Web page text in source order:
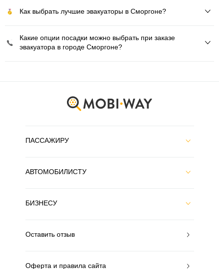
Как выбрать лучшие эвакуаторы в Сморгоне?
Какие опции посадки можно выбрать при заказе
эвакуатора в городе Сморгоне?
ПАССАЖИРУ
АВТОМОБИЛИСТУ
БИЗНЕСУ
Оставить отзыв
Оферта и правила сайта